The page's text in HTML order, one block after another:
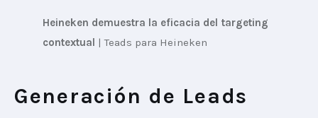
Heineken demuestra la eficacia del targeting
contextual | Teads para Heineken
Generación de Leads